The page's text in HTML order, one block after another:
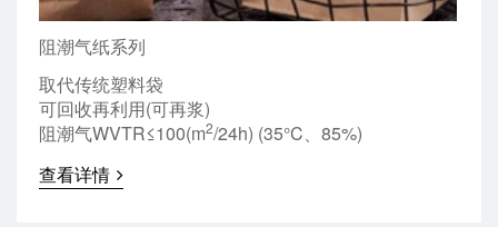
阻潮气纸系列
取代传统塑料袋
可回收再利用(可再浆)
阻潮气WVTR≤100(m2/24h) (35°C、85%)
查看详情